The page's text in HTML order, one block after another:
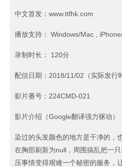
中文首发：www.ttfhk.com
播放支持： Windows/Mac ,
录制时长： 120分
配信日期：2018/11/02（实际发行
影片番号：224CMD-021
影片介绍（Google翻译强力驱动）
染过的头发颜色的地方是干净的，
在胸部刷新为null，周围搞乱把一
压事情变得艰难一个秘密的服务，